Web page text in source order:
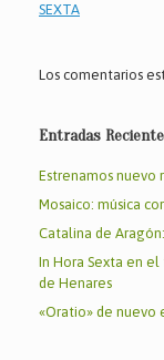
SEXTA
Los comentarios
Entradas
Estrenamos nuevo
Mosaico: música
Catalina de
In Hora Sexta en
de Henares
«Oratio» de nuevo